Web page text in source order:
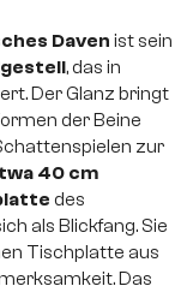
Daven ist sein
, das in
Der Glanz bringt
der Beine
zur
40 cm
des
als Blickfang. Sie
Tischplatte aus
Das